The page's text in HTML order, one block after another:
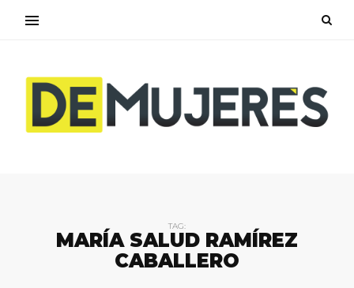
TAG:
MARÍA SALUD RAMÍREZ
CABALLERO